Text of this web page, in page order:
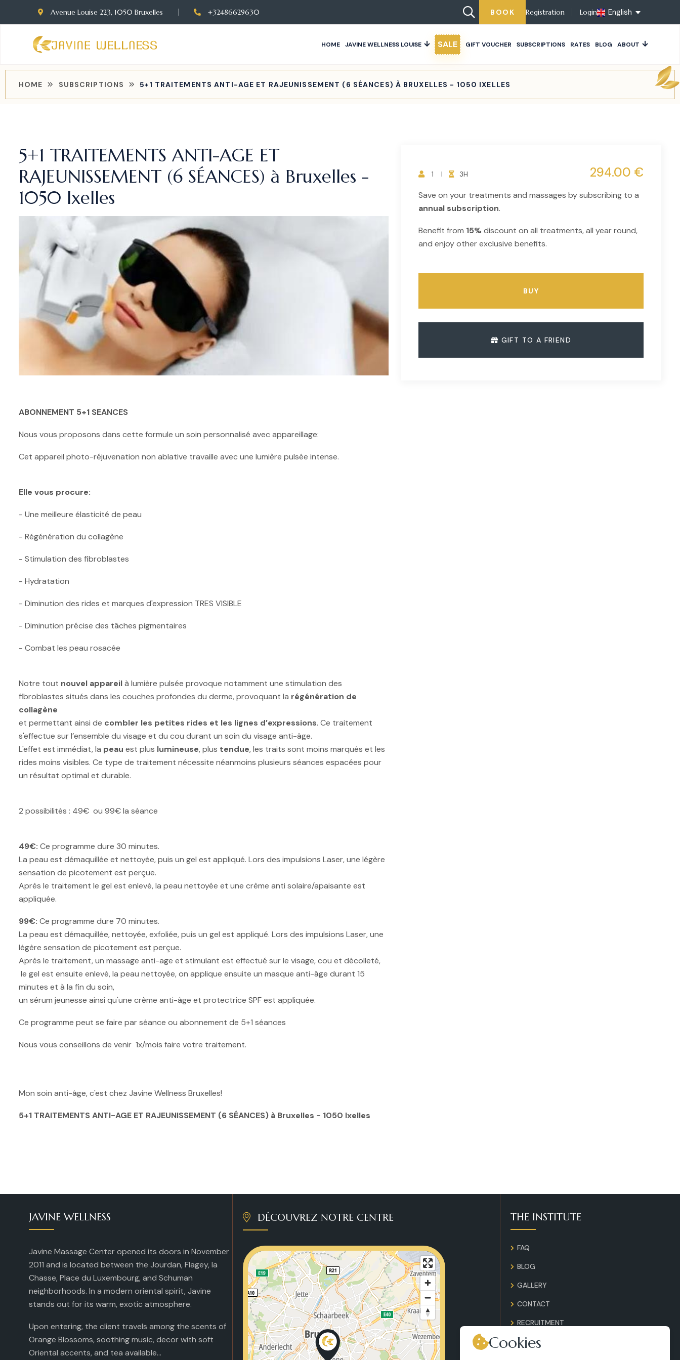
Avenue Louise 223, 1050 Bruxelles +32486629630 BOOK Registration Login English
HOME JAVINE WELLNESS LOUISE SALE GIFT VOUCHER SUBSCRIPTIONS RATES BLOG ABOUT
HOME SUBSCRIPTIONS 5+1 TRAITEMENTS ANTI-AGE ET RAJEUNISSEMENT (6 SÉANCES) À BRUXELLES - 1050 IXELLES
5+1 TRAITEMENTS ANTI-AGE ET
RAJEUNISSEMENT (6 SÉANCES) à Bruxelles -
1050 Ixelles
ABONNEMENT 5+1 SEANCES
Nous vous proposons dans cette formule un soin personnalisé avec appareillage:
Cet appareil photo-réjuvenation non ablative travaille avec une lumière pulsée intense.
Elle vous procure:
- Une meilleure élasticité de peau
- Régénération du collagène
- Stimulation des fibroblastes
- Hydratation
- Diminution des rides et marques d'expression TRES VISIBLE
- Diminution précise des tâches pigmentaires
- Combat les peau rosacée
Notre tout nouvel appareilà lumière pulsée provoque notamment une stimulation des
fibroblastes situés dans les couches profondes du derme, provoquant la régénération de
collagène
et permettant ainsi de combler les petites rides et les lignes d’expressions. Ce traitement
s'effectue sur l’ensemble du visage et du cou durant un soin du visage anti-âge.
L'effet est immédiat, la peau est plus lumineuse, plus tendue, les traits sont moins marqués et les
rides moins visibles. Ce type de traitement nécessite néanmoins plusieurs séances espacées pour
un résultat optimal et durable.
2 possibilités : 49€ ou 99€ la séance
49€: Ce programme dure 30 minutes.
La peau est démaquillée et nettoyée, puis un gel est appliqué. Lors des impulsions Laser, une légère
sensation de picotement est perçue.
Après le traitement le gel est enlevé, la peau nettoyée et une crème anti solaire/apaisante est
appliquée.
99€: Ce programme dure 70 minutes.
La peau est démaquillée, nettoyée, exfoliée, puis un gel est appliqué. Lors des impulsions Laser, une
légère sensation de picotement est perçue.
Après le traitement, un massage anti-age et stimulant est effectué sur le visage, cou et décolleté,
le gel est ensuite enlevé, la peau nettoyée, on applique ensuite un masque anti-âge durant 15
minutes et à la fin du soin,
un sérum jeunesse ainsi qu'une crème anti-âge et protectrice SPF est appliquée.
Ce programme peut se faire par séance ou abonnement de 5+1 séances
Nous vous conseillons de venir 1x/mois faire votre traitement.
Mon soin anti-âge, c'est chez Javine Wellness Bruxelles!
5+1 TRAITEMENTS ANTI-AGE ET RAJEUNISSEMENT (6 SÉANCES) à Bruxelles - 1050 Ixelles
1 3H 294.00 €
Save on your treatments and massages by subscribing to a
annual subscription.
Benefit from 15%discount on all treatments, all year round,
and enjoy other exclusive benefits.
BUY
GIFT TO A FRIEND
JAVINE WELLNESS
Javine Massage Center opened its doors in November
2011 and is located between the Jourdan, Flagey, la
Chasse, Place du Luxembourg, and Schuman
neighborhoods. In a modern oriental spirit, Javine
stands out for its warm, exotic atmosphere.
Upon entering, the client travels among the scents of
Orange Blossoms, soothing music, decor with soft
Oriental accents, and tea available...
DÉCOUVREZ NOTRE CENTRE THE INSTITUTE
FAQ
BLOG
GALLERY
CONTACT
RECRUITMENT
TERMS AND CONDITIONS
Cookies